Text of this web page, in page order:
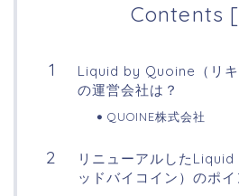
Contents [
Liquid by Quoine（リキ
の運営会社は？
QUOINE株式会社
リニューアルした
ッドバイコイン）のポイ